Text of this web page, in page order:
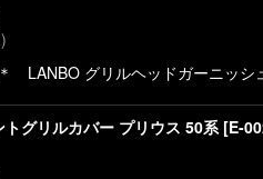
)
グリルヘッドガーニッシ
グリルカバー プリウス 50系 [E-